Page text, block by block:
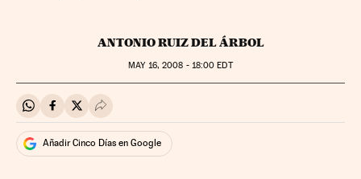
ANTONIO RUIZ DEL ÁRBOL
MAY16, 2008 - 18:00 EDT
Compartir en Whatsapp
Compartir en Facebook
Compartir en Twitter
Desplegar Redes Sociales
Añadir Cinco Días en Google